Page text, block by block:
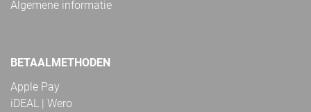
Algemene informatie
BETAALMETHODEN
Apple Pay
iDEAL | Wero